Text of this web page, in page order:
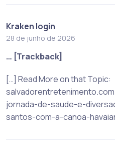
Kraken login
28 de junho de 2026
… [Trackback]
[…] Read More on that Topic:
jornada-de-saude-e-
santos-com-a-canoa-